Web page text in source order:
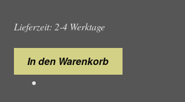
Lieferzeit: 2-4 Werktage
Guess
JUBB04053JWYGPKL
In den Warenkorb